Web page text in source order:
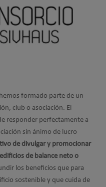
formado parte de un
club o asociación. El
responder perfectamente a
sin ánimo de lucro
de divulgar y promocionar
de balance neto o
los beneficios que para
sostenible y que cuida de